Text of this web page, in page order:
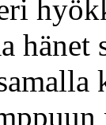
hänet